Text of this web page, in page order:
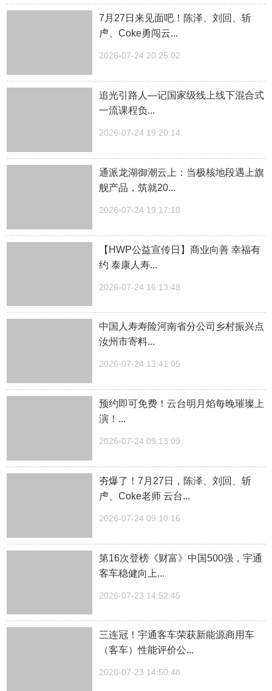
7月27日来见面吧！陈泽、刘回、斩
虍、Coke勇闯云...
2026-07-24 20:25:02
追光引路人—记国家级线上线下混合式
一流课程负...
2026-07-24 19:20:14
通派龙湖御潮云上：当极核地段遇上旗
舰产品，筑就20...
2026-07-24 19:17:18
【HWP公益宣传日】商业向善 幸福有
约 泰康人寿...
2026-07-24 16:13:48
中国人寿寿险河南省分公司乡村振兴点
汝州市寄料...
2026-07-24 13:41:05
预约即可免费！云台明月焰每晚璀璨上
演！...
2026-07-24 09:13:09
夯爆了！7月27日，陈泽、刘回、斩
虍、Coke老师 云台...
2026-07-24 09:10:16
第16次登榜《财富》中国500强，宇通
客车稳健向上...
2026-07-23 14:52:45
三连冠！宇通客车荣获新能源商用车
（客车）性能评价公...
2026-07-23 14:50:48